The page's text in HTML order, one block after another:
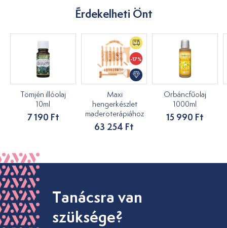
Érdekelheti Önt
Tömjén illóolaj
10ml
7 190 Ft
-17%
Maxi
hengerkészlet
maderoterápiához
63 254 Ft
Orbáncfűolaj
1000ml
15 990 Ft
Tanácsra van
szüksége?